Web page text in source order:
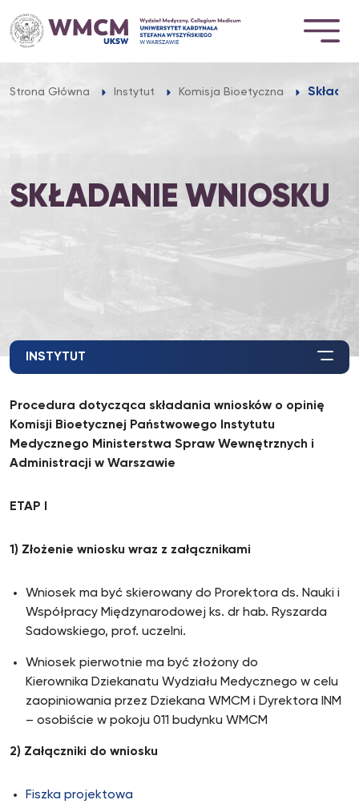
do
treści
Strona Główna Instytut Komisja Bioetyczna
SKŁADANIE WNIOSKU
INSTYTUT
Procedura dotycząca składania wniosków o opinię
Komisji Bioetycznej Państwowego Instytutu
Medycznego Ministerstwa Spraw Wewnętrznych i
Administracji w Warszawie
ETAP I
1) Złożenie wniosku wraz z załącznikami
Wniosek ma być skierowany do Prorektora ds. Nauki i
Współpracy Międzynarodowej ks. dr hab. Ryszarda
Sadowskiego, prof. uczelni.
Wniosek pierwotnie ma być złożony do
Kierownika Dziekanatu Wydziału Medycznego w celu
zaopiniowania przez Dziekana WMCM i Dyrektora INM
– osobiście w pokoju 011 budynku WMCM
2) Załączniki do wniosku
Fiszka projektowa